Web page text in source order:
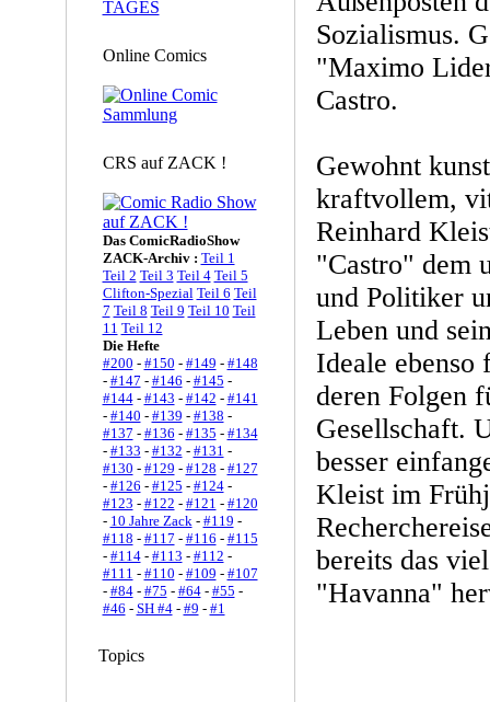
TAGES
Online Comics
CRS auf ZACK !
Das ComicRadioShow
ZACK-Archiv : Teil 1
Teil 2 Teil 3 Teil 4 Teil 5
Clifton-Spezial Teil 6 Teil
7 Teil 8 Teil 9 Teil 10 Teil
11 Teil 12
Die Hefte
#200 - #150 - #149 - #148
- #147 - #146 - #145 -
#144- #143 - #142 - #141
- #140 - #139 - #138 -
#137 - #136 - #135 - #134
- #133 - #132 - #131 -
#130 - #129 - #128 - #127
- #126 - #125 - #124-
#123 - #122 - #121 - #120
- 10 Jahre Zack- #119 -
#118 - #117 - #116 - #115
- #114- #113 - #112 -
#111 - #110 - #109 - #107
- #84- #75 - #64- #55 -
#46 - SH #4- #9 - #1
Topics
Sozialismus.
"Maximo
Castro.
Gewohnt
kraftvollem,
Reinhard
"Castro" dem
und Politiker
Leben und
Ideale ebenso
deren Folgen
Gesellschaft.
besser
Kleist im
bereits das
"Havanna"